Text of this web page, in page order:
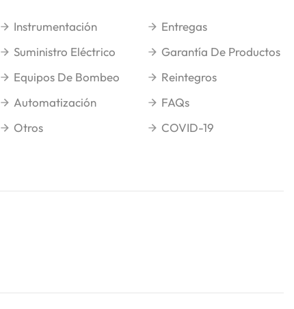
Instrumentación
Suministro Eléctrico
Equipos De Bombeo
Automatización
Otros
Entregas
Garantía De Productos
Reintegros
FAQs
COVID-19